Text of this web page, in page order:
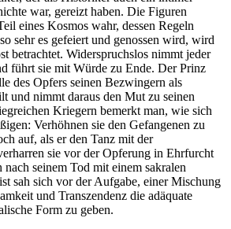
war, gereizt haben. Die Figuren
eines Kosmos wahr, dessen Regeln
sehr es gefeiert und genossen wird, wird
betrachtet. Widerspruchslos nimmt jeder
führt sie mit Würde zu Ende. Der Prinz
des Opfers seinen Bezwingern als
und nimmt daraus den Mut zu seinen
Kriegern bemerkt man, wie sich
Verhöhnen sie den Gefangenen zu
auf, als er den Tanz mit der
sie vor der Opferung in Ehrfurcht
seinem Tod mit einem sakralen
sah sich vor der Aufgabe, einer Mischung
und Transzendenz die adäquate
Form zu geben.